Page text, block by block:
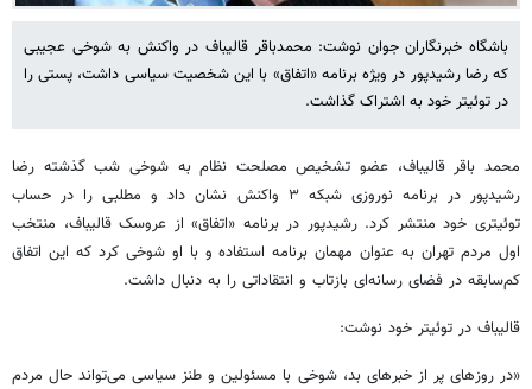
باشگاه خبرنگاران جوان نوشت: محمدباقر قالیباف در واکنش به شوخی عجیبی
که رضا رشیدپور در ویژه برنامه «اتفاق» با این شخصیت سیاسی داشت، پستی را
در توئیتر خود به اشتراک گذاشت.
محمد باقر قالیباف، عضو تشخیص مصلحت نظام به شوخی شب گذشته رضا
رشیدپور در برنامه نوروزی شبکه ۳ واکنش نشان داد و مطلبی را در حساب
توئیتری خود منتشر کرد. رشیدپور در برنامه «اتفاق» از عروسک قالیباف، منتخب
اول مردم تهران به عنوان مهمان برنامه استفاده و با او شوخی کرد که این اتفاق
کم‌سابقه در فضای رسانه‌ای بازتاب و انتقاداتی را به دنبال داشت.
‏قالیباف در توئیتر خود نوشت:
«در روزهای پر از خبرهای بد، شوخی با مسئولین و طنز سیاسی می‌تواند حال مردم